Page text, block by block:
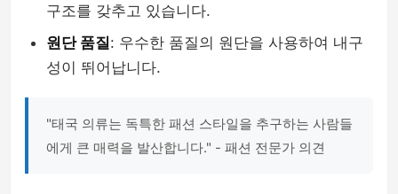
구조를 갖추고 있습니다.
원단 품질: 우수한 품질의 원단을 사용하여 내구
성이 뛰어납니다.
"태국 의류는 독특한 패션 스타일을 추구하는 사람들
에게 큰 매력을 발산합니다." - 패션 전문가 의견